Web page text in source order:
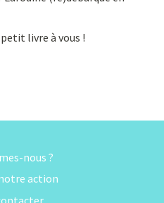
livre à vous !
nous ?
action